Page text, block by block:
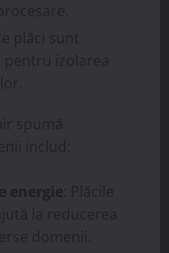
plăci sunt
izolarea
spumă
includ:
energie : Plăcile
la reducerea
domenii.